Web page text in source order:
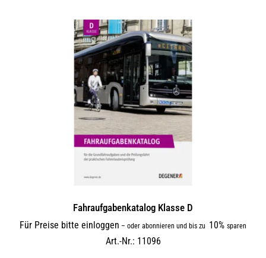
Fahraufgabenkatalog Klasse D
Für Preise bitte einloggen – oder abonnieren und bis zu 10% sparen
Art.-Nr.: 11096